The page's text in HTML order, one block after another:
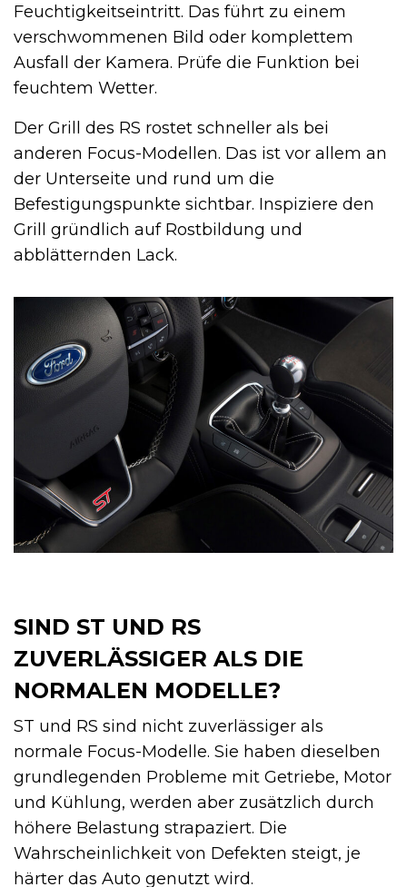
Feuchtigkeitseintritt. Das führt zu einem
verschwommenen Bild oder komplettem
Ausfall der Kamera. Prüfe die Funktion bei
feuchtem Wetter.
Der Grill des RS rostet schneller als bei
anderen Focus-Modellen. Das ist vor allem an
der Unterseite und rund um die
Befestigungspunkte sichtbar. Inspiziere den
Grill gründlich auf Rostbildung und
abblätternden Lack.
SIND ST UND RS
ZUVERLÄSSIGER ALS DIE
NORMALEN MODELLE?
ST und RS sind nicht zuverlässiger als
normale Focus-Modelle. Sie haben dieselben
grundlegenden Probleme mit Getriebe, Motor
und Kühlung, werden aber zusätzlich durch
höhere Belastung strapaziert. Die
Wahrscheinlichkeit von Defekten steigt, je
härter das Auto genutzt wird.